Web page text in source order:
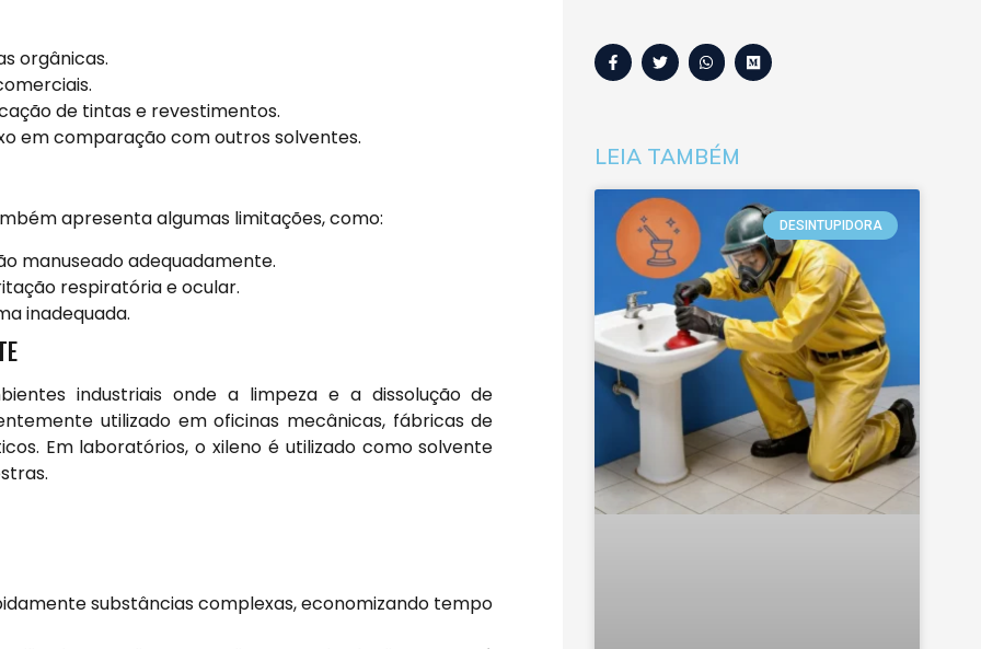
orgânicas.
de tintas e revestimentos.
em comparação com outros solventes.
apresenta algumas limitações, como:
manuseado adequadamente.
respiratória e ocular.
inadequada.
industriais onde a limpeza e a dissolução de
utilizado em oficinas mecânicas, fábricas de
Em laboratórios, o xileno é utilizado como solvente
substâncias complexas, economizando tempo
LEIA TAMBÉM
DESINTUPIDORA